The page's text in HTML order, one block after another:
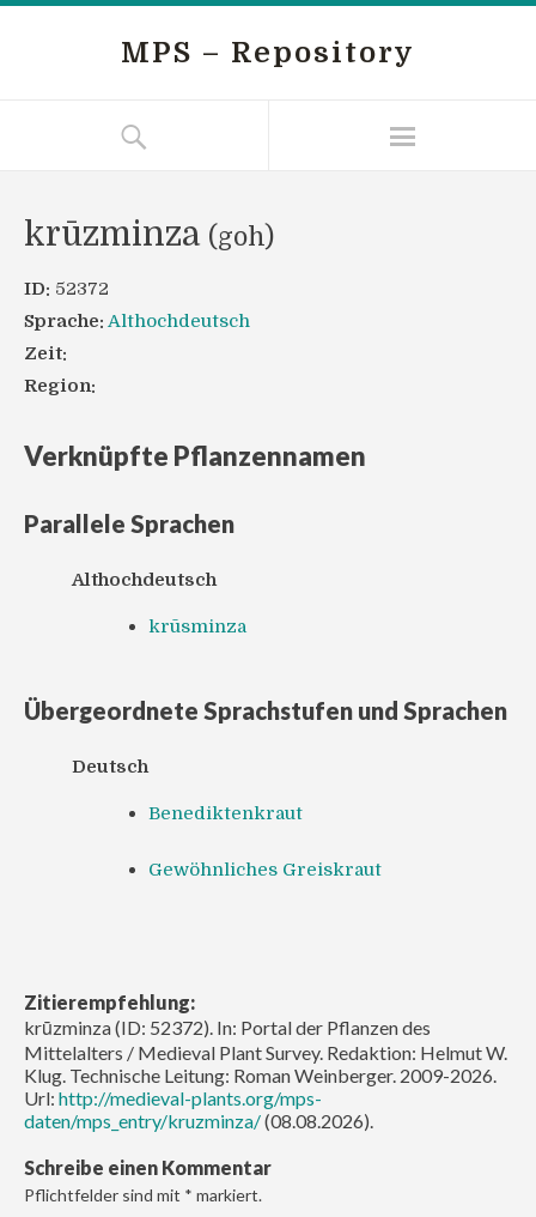
MPS – Repository
krūzminza (goh)
ID: 52372
Sprache: Althochdeutsch
Zeit:
Region:
Verknüpfte Pflanzennamen
Parallele Sprachen
Althochdeutsch
krūsminza
Übergeordnete Sprachstufen und Sprachen
Deutsch
Benediktenkraut
Gewöhnliches Greiskraut
Zitierempfehlung:
krūzminza (ID: 52372). In: Portal der Pflanzen des
Mittelalters / Medieval Plant Survey. Redaktion: Helmut W.
Klug. Technische Leitung: Roman Weinberger. 2009-2026.
Url: http://medieval-plants.org/mps-
daten/mps_entry/kruzminza/(08.08.2026).
Schreibe einen Kommentar
Pflichtfelder sind mit * markiert.